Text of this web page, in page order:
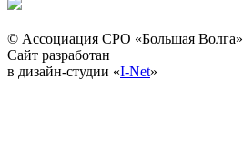
© Ассоциация СРО «Большая Волга»
Сайт разработан
в дизайн-студии «I-Net»